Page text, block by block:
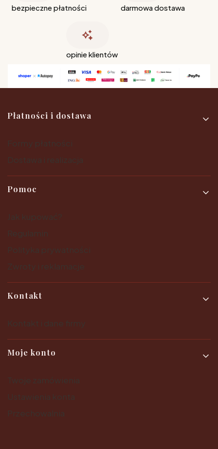
bezpieczne płatności darmowa dostawa
opinie klientów
Linki w stopce
Płatności i dostawa
Pomoc
Kontakt
Moje konto